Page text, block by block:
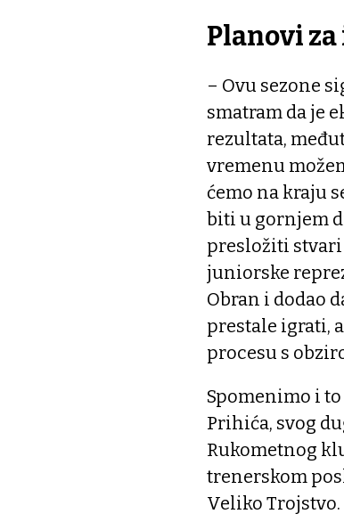
Planovi
– Ovu sezone
smatram da je
rezultata,
vremenu
ćemo na kraju
biti u gornjem
presložiti stvari
juniorske
Obran i dodao
prestale igrati,
procesu s
Spomenimo i
Prihića, svog
Rukometnog
trenerskom
Veliko